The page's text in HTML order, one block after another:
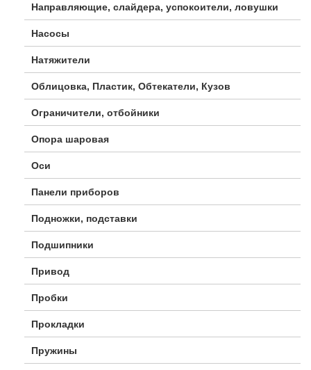
Направляющие, слайдера, успокоители, ловушки
Насосы
Натяжители
Облицовка, Пластик, Обтекатели, Кузов
Ограничители, отбойники
Опора шаровая
Оси
Панели приборов
Подножки, подставки
Подшипники
Привод
Пробки
Прокладки
Пружины